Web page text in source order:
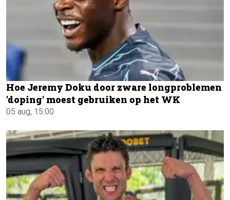
Hoe Jeremy Doku door zware longproblemen
'doping' moest gebruiken op het WK
05 aug, 15:00